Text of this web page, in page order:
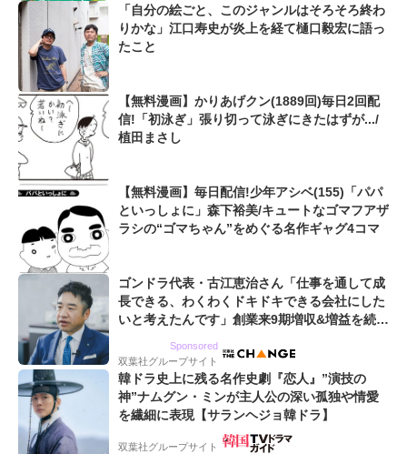
「自分の絵ごと、このジャンルはそろそろ終わ
りかな」江口寿史が炎上を経て樋口毅宏に語っ
たこと
【無料漫画】かりあげクン(1889回)毎日2回配
信!「初泳ぎ」張り切って泳ぎにきたはずが.../
植田まさし
【無料漫画】毎日配信!少年アシベ(155)「パパ
といっしょに」森下裕美/キュートなゴマフアザ
ラシの“ゴマちゃん”をめぐる名作ギャグ4コマ
ゴンドラ代表・古江恵治さん「仕事を通して成
長できる、わくわくドキドキできる会社にした
いと考えたんです」創業来9期増収&増益を続け
Sponsored
双葉社グループサイト
韓ドラ史上に残る名作史劇『恋人』”演技の
神”ナムグン・ミンが主人公の深い孤独や情愛
を繊細に表現【サランヘジョ韓ドラ】
双葉社グループサイト